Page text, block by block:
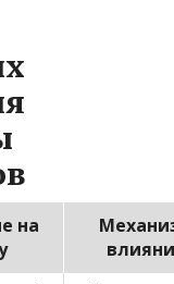
на